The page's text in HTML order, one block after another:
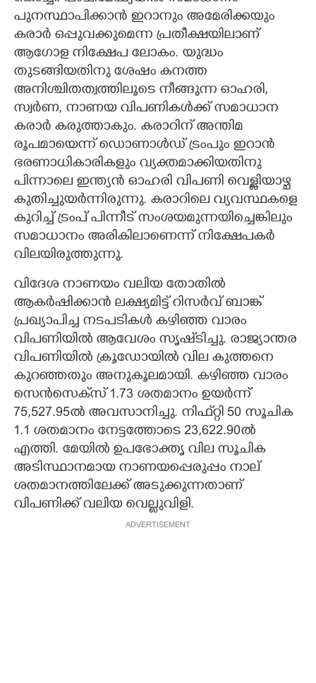
പുനസ്ഥാപിക്കാൻ ഇറാനും അമേരിക്കയും
കരാർ ഒപ്പുവക്കുമെന്ന പ്രതീക്ഷയിലാണ്
ആഗോള നിക്ഷേപ ലോകം. യുദ്ധം
തുടങ്ങിയതിനു ശേഷം കനത്ത
അനിശ്ചിതത്വത്തിലൂടെ നീങ്ങുന്ന ഓഹരി,
സ്വർണ, നാണയ വിപണികൾക്ക് സമാധാന
കരാർ കരുത്താകും. കരാറിന് അന്തിമ
രൂപമായെന്ന് ഡൊണാൾഡ് ട്രംപും ഇറാൻ
ഭരണാധികാരികളും വ്യക്തമാക്കിയതിനു
പിന്നാലെ ഇന്ത്യൻ ഓഹരി വിപണി വെള്ളിയാഴ്ച
കുതിച്ചുയർന്നിരുന്നു. കരാറിലെ വ്യവസ്ഥകളെ
കുറിച്ച് ട്രംപ് പിന്നീട് സംശയമുന്നയിച്ചെങ്കിലും
സമാധാനം അരികിലാണെന്ന് നിക്ഷേപകർ
വിലയിരുത്തുന്നു.
വിദേശ നാണയം വലിയ തോതിൽ
ആകർഷിക്കാൻ ലക്ഷ്യമിട്ട് റിസർവ് ബാങ്ക്
പ്രഖ്യാപിച്ച നടപടികൾ കഴിഞ്ഞ വാരം
വിപണിയിൽ ആവേശം സൃഷ്‌ടിച്ചു. രാജ്യാന്തര
വിപണിയിൽ ക്രൂഡോയിൽ വില കുത്തനെ
കുറഞ്ഞതും അനുകൂലമായി. കഴിഞ്ഞ വാരം
സെൻസെക്‌സ് 1.73 ശതമാനം ഉയർന്ന്
75,527.95ൽ അവസാനിച്ചു. നിഫ്‌റ്റി 50 സൂചിക
1.1 ശതമാനം നേട്ടത്തോടെ 23,622.90ൽ
എത്തി. മേയിൽ ഉപഭോക്തൃ വില സൂചിക
അടിസ്ഥാനമായ നാണയപ്പെരുപ്പം നാല്
ശതമാനത്തിലേക്ക് അടുക്കുന്നതാണ്
വിപണിക്ക് വലിയ വെല്ലുവിളി.
ADVERTISEMENT